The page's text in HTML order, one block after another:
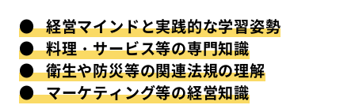
● 経営マインドと実践的な学習姿勢
● 料理・サービス等の専門知識
● 衛生や防災等の関連法規の理解
● マーケティング等の経営知識